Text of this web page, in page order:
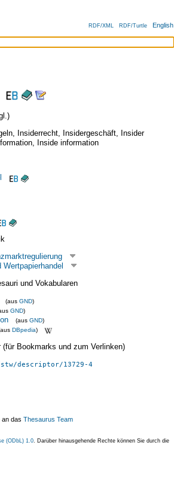
RDF/XML RDF/Turtle English
, Insiderrecht, Insidergeschäft, Insider
, Inside information
Wertpapierhandel
und Vokabularen
(aus GND)
GND)
(aus GND)
DBpedia)
Bookmarks und zum Verlinken)
descriptor/13729-4
das Thesaurus Team
(ODbL) 1.0 . Darüber hinausgehende Rechte können Sie durch die